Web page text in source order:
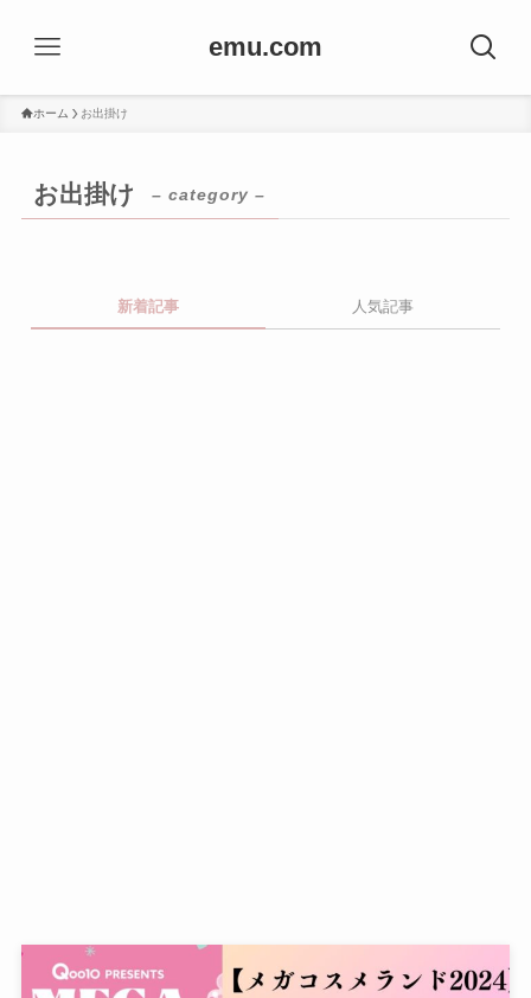
emu.com
ホーム お出掛け
お出掛け – category –
新着記事 人気記事